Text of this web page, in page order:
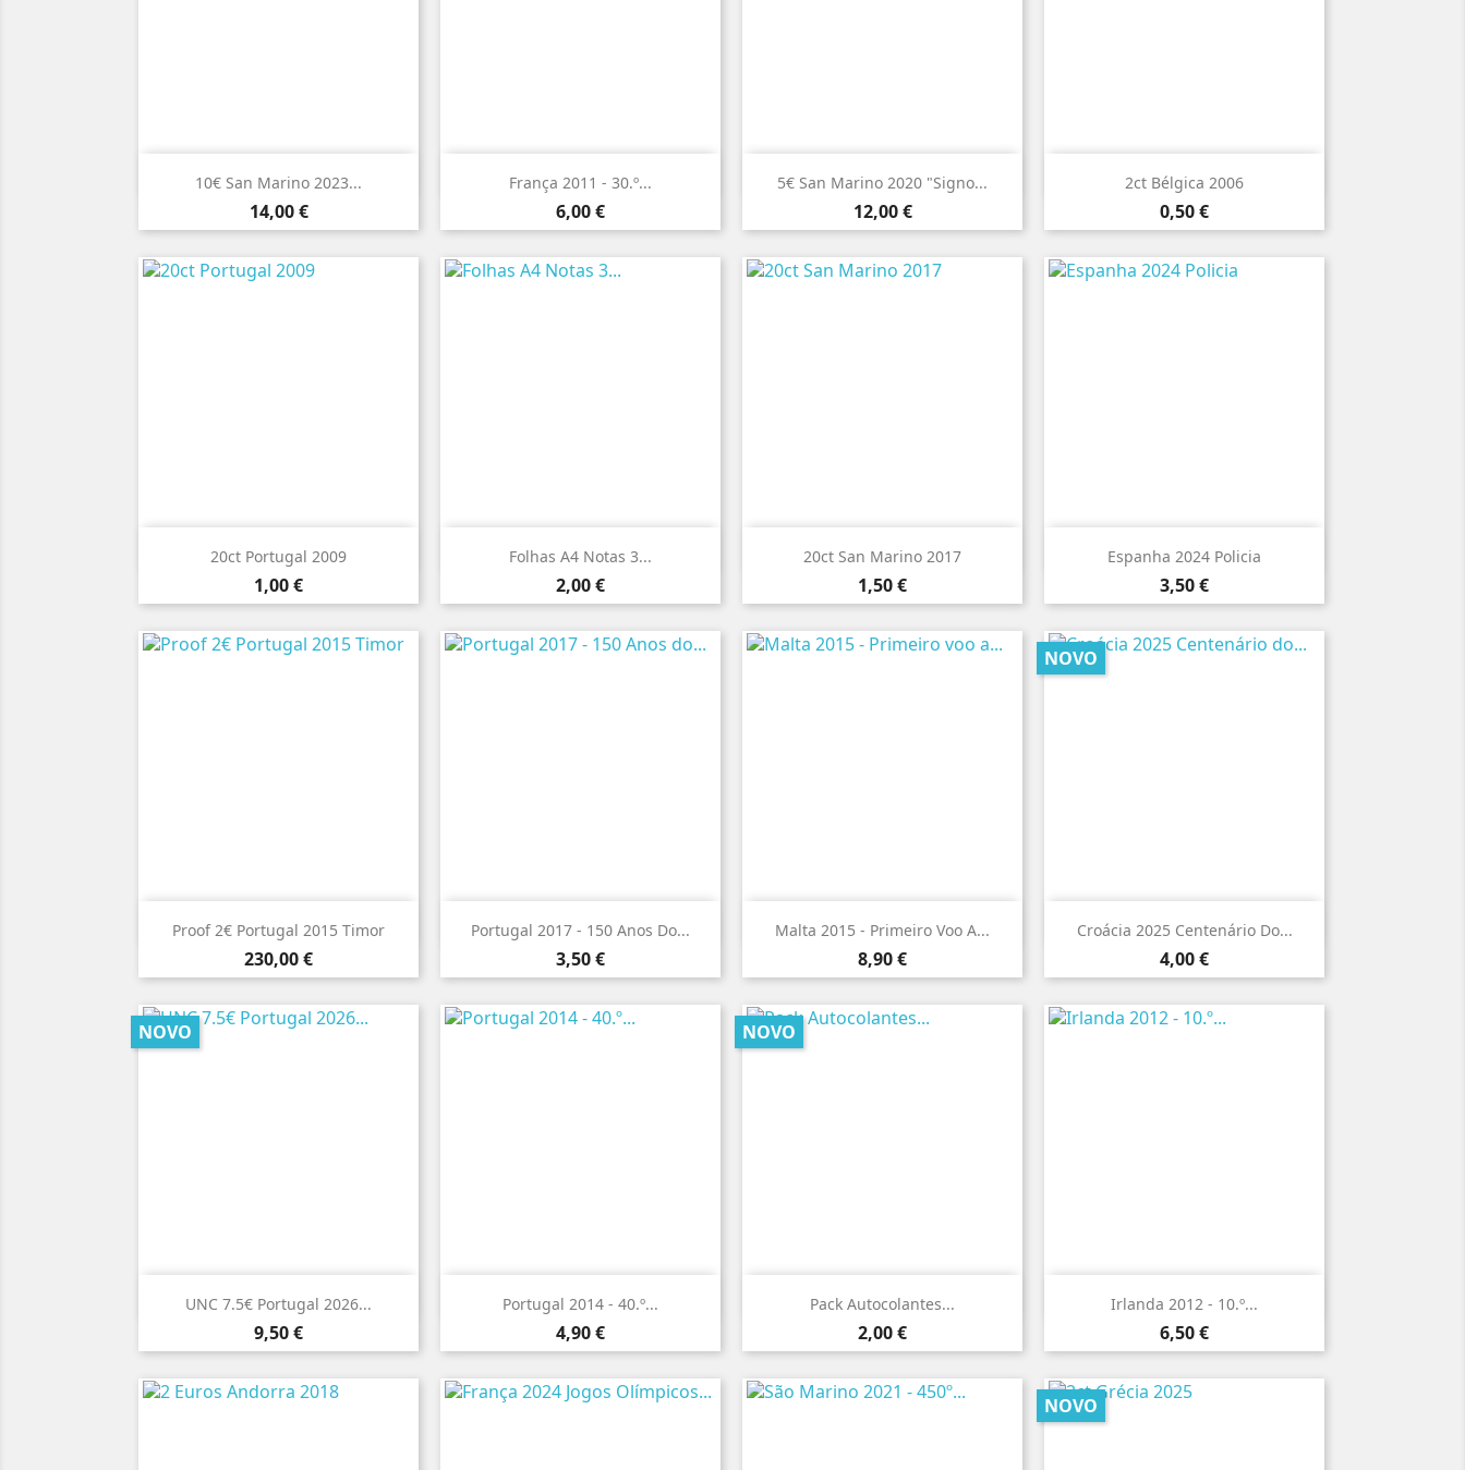
10€ San Marino 2023...
Preço
14,00 €
 Vista rápida França 2011 - 30.º...
Preço
6,00 €
 Vista rápida 5€ San Marino 2020 "Signo...
Preço
12,00 €
 Vista rápida 2ct Bélgica 2006
Preço
0,50 €
 Vista rápida
20ct Portugal 2009
Preço
1,00 €
 Vista rápida Folhas A4 Notas 3...
Preço
2,00 €
 Vista rápida 20ct San Marino 2017
Preço
1,50 €
 Vista rápida Espanha 2024 Policia
Preço
3,50 €
 Vista rápida
Proof 2€ Portugal 2015 Timor
Preço
230,00 €
 Vista rápida Portugal 2017 - 150 Anos Do...
Preço
3,50 €
 Vista rápida Malta 2015 - Primeiro Voo A...
Preço
8,90 €
 Vista rápida Croácia 2025 Centenário Do...
Preço
4,00 €
NOVO
 Vista rápida
UNC 7.5€ Portugal 2026...
Preço
9,50 €
NOVO
 Vista rápida Portugal 2014 - 40.º...
Preço
4,90 €
 Vista rápida Pack Autocolantes...
Preço
2,00 €
NOVO
 Vista rápida Irlanda 2012 - 10.º...
Preço
6,50 €
 Vista rápida
NOVO